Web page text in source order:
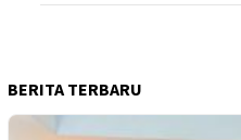
BERITA TERBARU